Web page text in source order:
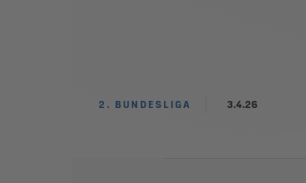
2. BUNDESLIGA 3.4.26